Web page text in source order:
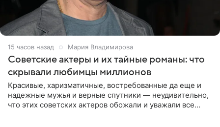
15 часов назад Мария Владимирова
Советские актеры и их тайные романы: что
скрывали любимцы миллионов
Красивые, харизматичные, востребованные да еще и
надежные мужья и верные спутники — неудивительно,
что этих советских актеров обожали и уважали все